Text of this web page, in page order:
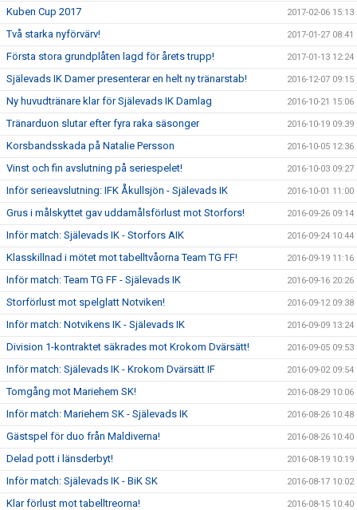
Kuben Cup 2017 2017-02-06 15:13
Två starka nyförvärv! 2017-01-27 08:41
Första stora grundplåten lagd för årets trupp! 2017-01-13 12:24
Själevads IK Damer presenterar en helt ny tränarstab! 2016-12-07 09:15
Ny huvudtränare klar för Själevads IK Damlag 2016-10-21 15:06
Tränarduon slutar efter fyra raka säsonger 2016-10-19 09:39
Korsbandsskada på Natalie Persson 2016-10-05 12:36
Vinst och fin avslutning på seriespelet! 2016-10-03 09:27
Inför serieavslutning: IFK Åkullsjön - Själevads IK 2016-10-01 11:00
Grus i målskyttet gav uddamålsförlust mot Storfors! 2016-09-26 09:14
Inför match: Själevads IK - Storfors AIK 2016-09-24 10:44
Klasskillnad i mötet mot tabelltvåorna Team TG FF! 2016-09-19 11:16
Inför match: Team TG FF - Själevads IK 2016-09-16 20:26
Storförlust mot spelglatt Notviken! 2016-09-12 09:38
Inför match: Notvikens IK - Själevads IK 2016-09-09 13:24
Division 1-kontraktet säkrades mot Krokom Dvärsätt! 2016-09-05 09:53
Inför match: Själevads IK - Krokom Dvärsätt IF 2016-09-02 09:54
Tomgång mot Mariehem SK! 2016-08-29 10:06
Inför match: Mariehem SK - Själevads IK 2016-08-26 10:48
Gästspel för duo från Maldiverna! 2016-08-26 10:40
Delad pott i länsderbyt! 2016-08-19 10:19
Inför match: Själevads IK - BiK SK 2016-08-17 10:02
Klar förlust mot tabelltreorna! 2016-08-15 10:40